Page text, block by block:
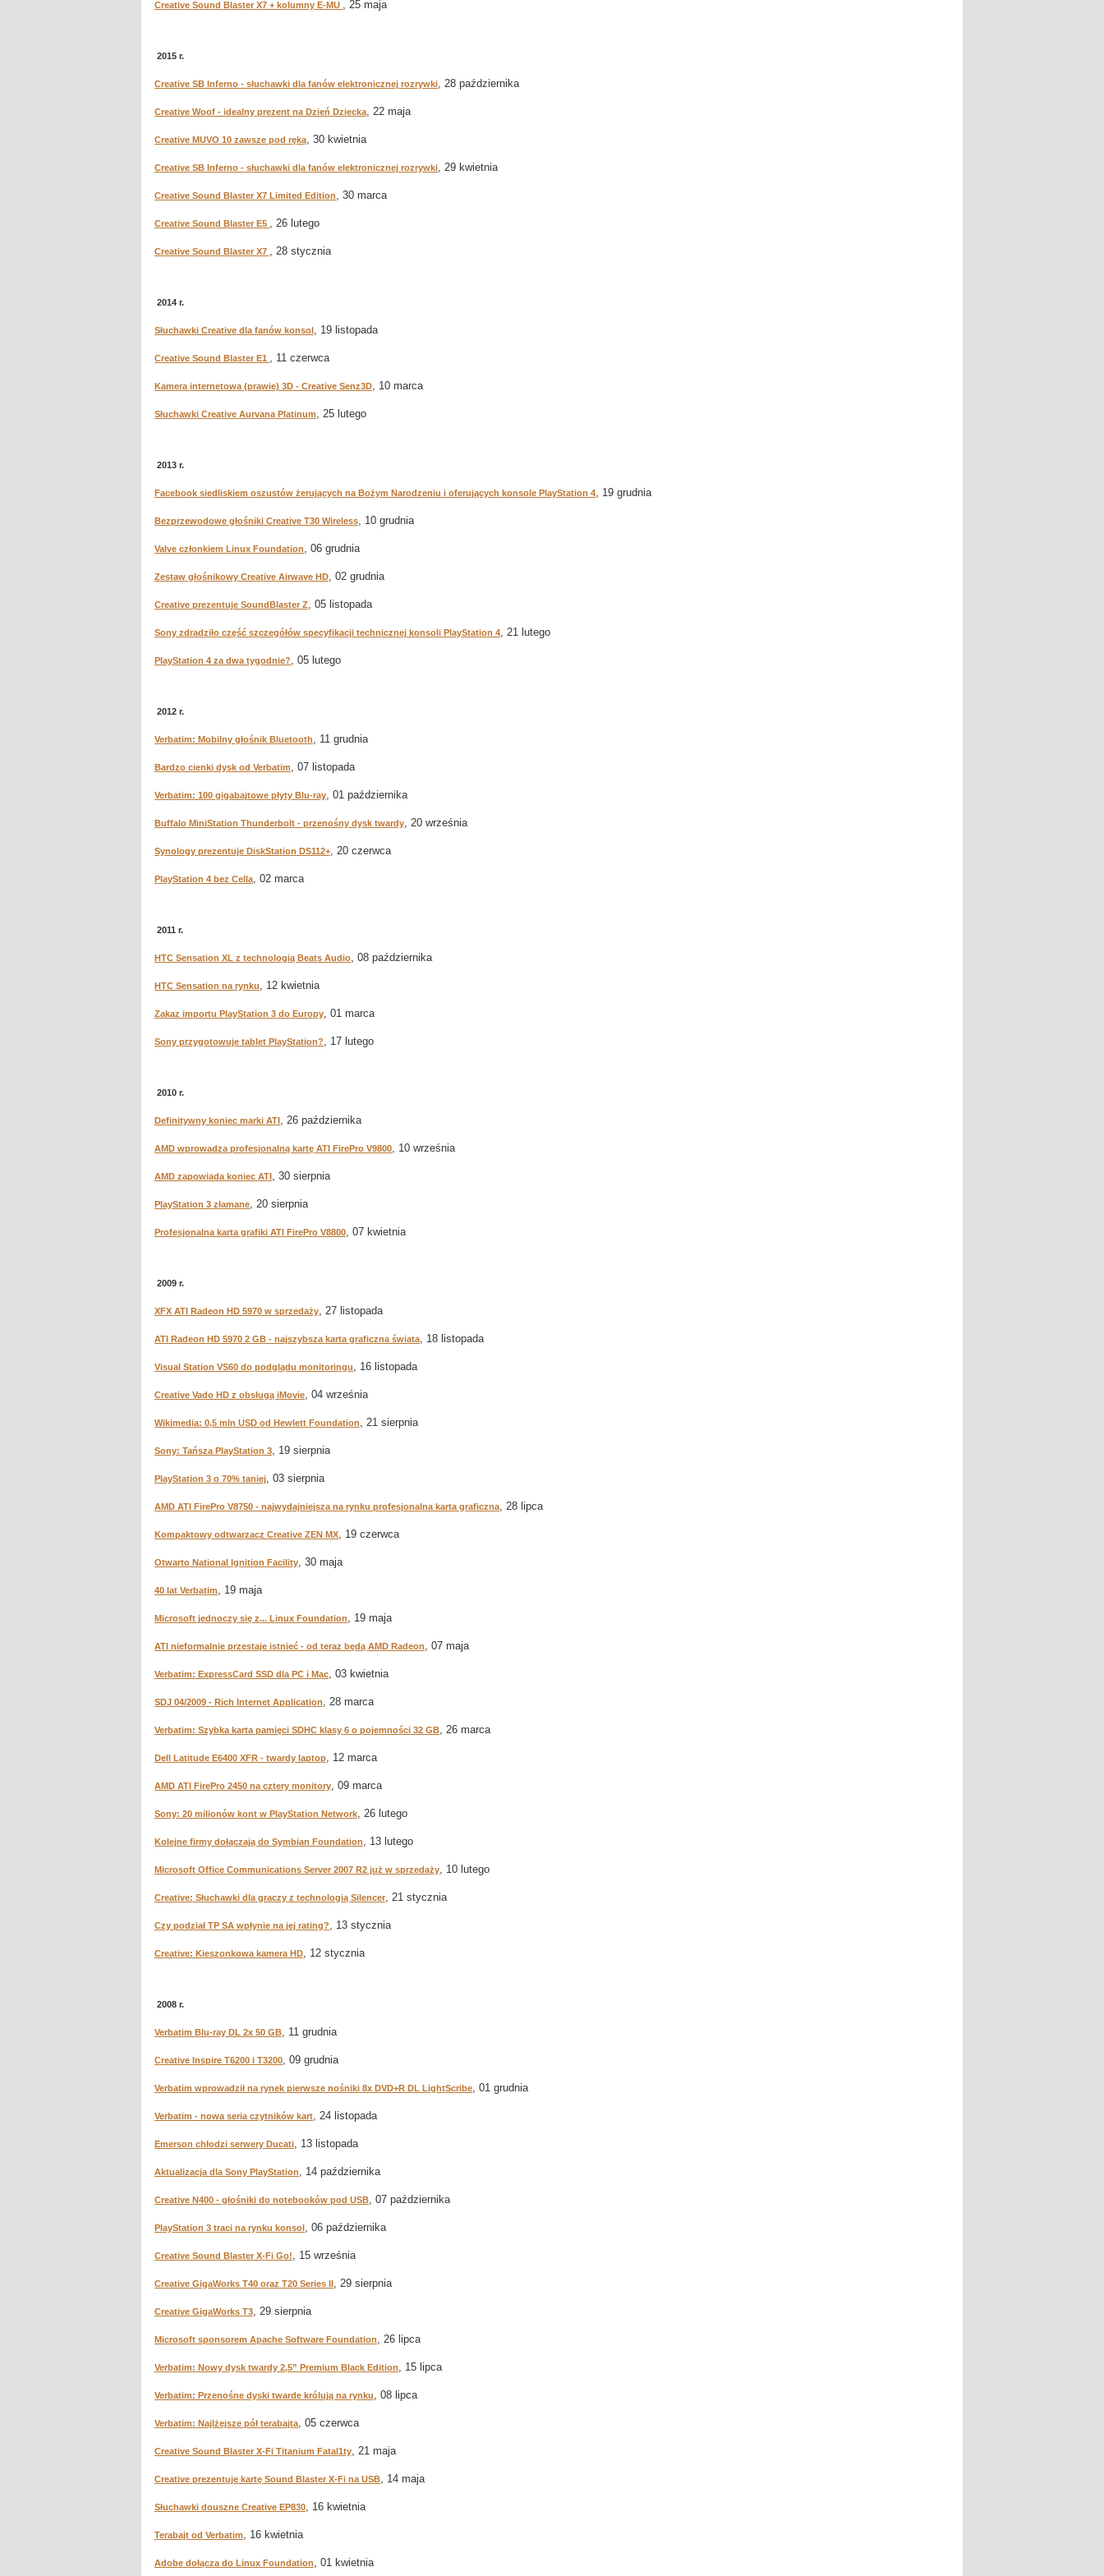
Creative Sound Blaster X7 + kolumny E-MU , 25 maja
2015 r.
Creative SB Inferno - słuchawki dla fanów elektronicznej rozrywki, 28 października
Creative Woof - idealny prezent na Dzień Dziecka, 22 maja
Creative MUVO 10 zawsze pod ręką, 30 kwietnia
Creative SB Inferno - słuchawki dla fanów elektronicznej rozrywki, 29 kwietnia
Creative Sound Blaster X7 Limited Edition, 30 marca
Creative Sound Blaster E5 , 26 lutego
Creative Sound Blaster X7 , 28 stycznia
2014 r.
Słuchawki Creative dla fanów konsol, 19 listopada
Creative Sound Blaster E1 , 11 czerwca
Kamera internetowa (prawie) 3D - Creative Senz3D, 10 marca
Słuchawki Creative Aurvana Platinum, 25 lutego
2013 r.
Facebook siedliskiem oszustów żerujących na Bożym Narodzeniu i oferujących konsole PlayStation 4, 19 grudnia
Bezprzewodowe głośniki Creative T30 Wireless, 10 grudnia
Valve członkiem Linux Foundation, 06 grudnia
Zestaw głośnikowy Creative Airwave HD, 02 grudnia
Creative prezentuje SoundBlaster Z, 05 listopada
Sony zdradziło część szczegółów specyfikacji technicznej konsoli PlayStation 4, 21 lutego
PlayStation 4 za dwa tygodnie?, 05 lutego
2012 r.
Verbatim: Mobilny głośnik Bluetooth, 11 grudnia
Bardzo cienki dysk od Verbatim, 07 listopada
Verbatim: 100 gigabajtowe płyty Blu-ray, 01 października
Buffalo MiniStation Thunderbolt - przenośny dysk twardy, 20 września
Synology prezentuje DiskStation DS112+, 20 czerwca
PlayStation 4 bez Cella, 02 marca
2011 r.
HTC Sensation XL z technologią Beats Audio, 08 października
HTC Sensation na rynku, 12 kwietnia
Zakaz importu PlayStation 3 do Europy, 01 marca
Sony przygotowuje tablet PlayStation?, 17 lutego
2010 r.
Definitywny koniec marki ATI, 26 października
AMD wprowadza profesjonalną kartę ATI FirePro V9800, 10 września
AMD zapowiada koniec ATI, 30 sierpnia
PlayStation 3 złamane, 20 sierpnia
Profesjonalna karta grafiki ATI FirePro V8800, 07 kwietnia
2009 r.
XFX ATI Radeon HD 5970 w sprzedaży, 27 listopada
ATI Radeon HD 5970 2 GB - najszybsza karta graficzna świata, 18 listopada
Visual Station VS60 do podglądu monitoringu, 16 listopada
Creative Vado HD z obsługą iMovie, 04 września
Wikimedia: 0,5 mln USD od Hewlett Foundation, 21 sierpnia
Sony: Tańsza PlayStation 3, 19 sierpnia
PlayStation 3 o 70% taniej, 03 sierpnia
AMD ATI FirePro V8750 - najwydajniejsza na rynku profesjonalna karta graficzna, 28 lipca
Kompaktowy odtwarzacz Creative ZEN MX, 19 czerwca
Otwarto National Ignition Facility, 30 maja
40 lat Verbatim, 19 maja
Microsoft jednoczy się z... Linux Foundation, 19 maja
ATI nieformalnie przestaje istnieć - od teraz będą AMD Radeon, 07 maja
Verbatim: ExpressCard SSD dla PC i Mac, 03 kwietnia
SDJ 04/2009 - Rich Internet Application, 28 marca
Verbatim: Szybka karta pamięci SDHC klasy 6 o pojemności 32 GB, 26 marca
Dell Latitude E6400 XFR - twardy laptop, 12 marca
AMD ATI FirePro 2450 na cztery monitory, 09 marca
Sony: 20 milionów kont w PlayStation Network, 26 lutego
Kolejne firmy dołączają do Symbian Foundation, 13 lutego
Microsoft Office Communications Server 2007 R2 już w sprzedaży, 10 lutego
Creative: Słuchawki dla graczy z technologią Silencer, 21 stycznia
Czy podział TP SA wpłynie na jej rating?, 13 stycznia
Creative: Kieszonkowa kamera HD, 12 stycznia
2008 r.
Verbatim Blu-ray DL 2x 50 GB, 11 grudnia
Creative Inspire T6200 i T3200, 09 grudnia
Verbatim wprowadził na rynek pierwsze nośniki 8x DVD+R DL LightScribe, 01 grudnia
Verbatim - nowa seria czytników kart, 24 listopada
Emerson chłodzi serwery Ducati, 13 listopada
Aktualizacja dla Sony PlayStation, 14 października
Creative N400 - głośniki do notebooków pod USB, 07 października
PlayStation 3 traci na rynku konsol, 06 października
Creative Sound Blaster X-Fi Go!, 15 września
Creative GigaWorks T40 oraz T20 Series II, 29 sierpnia
Creative GigaWorks T3, 29 sierpnia
Microsoft sponsorem Apache Software Foundation, 26 lipca
Verbatim: Nowy dysk twardy 2,5” Premium Black Edition, 15 lipca
Verbatim: Przenośne dyski twarde królują na rynku, 08 lipca
Verbatim: Najlżejsze pół terabajta, 05 czerwca
Creative Sound Blaster X-Fi Titanium Fatal1ty, 21 maja
Creative prezentuje kartę Sound Blaster X-Fi na USB, 14 maja
Słuchawki douszne Creative EP830, 16 kwietnia
Terabajt od Verbatim, 16 kwietnia
Adobe dołącza do Linux Foundation, 01 kwietnia